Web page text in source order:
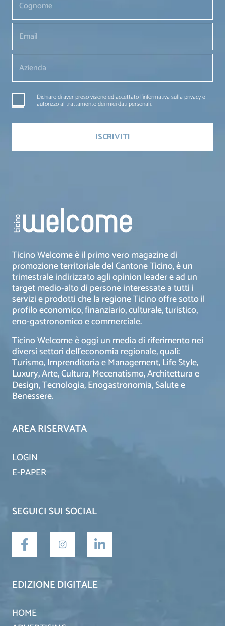
Dichiaro di aver preso visione ed accettato l'informativa sulla privacy e
autorizzo al trattamento dei miei dati personali.
Ticino Welcome è il primo vero magazine di
promozione territoriale del Cantone Ticino, è un
trimestrale indirizzato agli opinion leader e ad un
target medio-alto di persone interessate a tutti i
servizi e prodotti che la regione Ticino offre sotto il
profilo economico, finanziario, culturale, turistico,
eno-gastronomico e commerciale.
Ticino Welcome è oggi un media di riferimento nei
diversi settori dell’economia regionale, quali:
Turismo, Imprenditoria e Management, Life Style,
Luxury, Arte, Cultura, Mecenatismo, Architettura e
Design, Tecnologia, Enogastronomia, Salute e
Benessere.
AREA RISERVATA
LOGIN
E-PAPER
SEGUICI SUI SOCIAL
EDIZIONE DIGITALE
HOME